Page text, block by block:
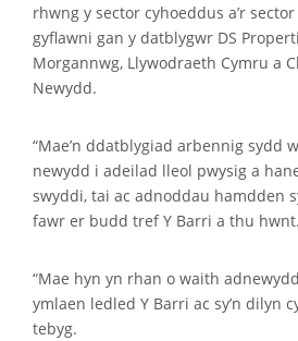
rhwng y sector cyhoeddus a’r
gyflawni gan y datblygwr DS
Morgannwg, Llywodraeth Cymru a
Newydd.
“Mae’n ddatblygiad arbennig sydd
newydd i adeilad lleol pwysig a
swyddi, tai ac adnoddau hamdden
fawr er budd tref Y Barri a thu hwnt.
“Mae hyn yn rhan o waith
ymlaen ledled Y Barri ac sy’n dilyn
tebyg.